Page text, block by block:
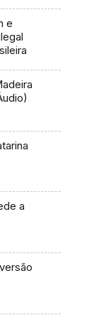
e
a